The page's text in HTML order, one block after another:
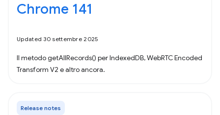
Chrome 141
Updated 30 settembre 2025
Il metodo getAllRecords() per IndexedDB, WebRTC Encoded
Transform V2 e altro ancora.
Release notes